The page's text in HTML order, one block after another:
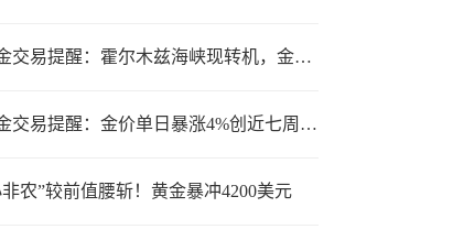
黄金交易提醒：霍尔木兹海峡现转机，金价小幅反弹，能否借就业数据再上新台阶？
黄金交易提醒：金价单日暴涨4%创近七周新高，加息预期降温叠加霍尔木兹“暂停信号”，牛市重启了？
非农”较前值腰斩！黄金暴冲4200美元